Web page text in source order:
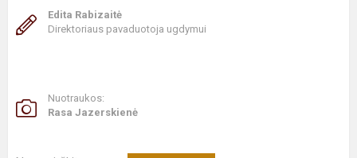
Edita Rabizaitė
Direktoriaus pavaduotoja ugdymui
Nuotraukos:
Rasa Jazerskienė